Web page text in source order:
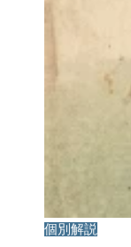
個別解説